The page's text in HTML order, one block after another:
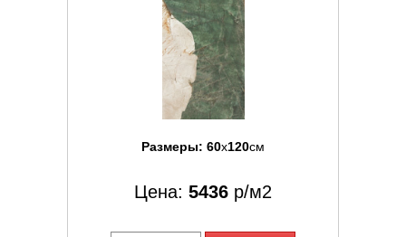
Размеры: 60x120см
Цена: 5436 р/м2